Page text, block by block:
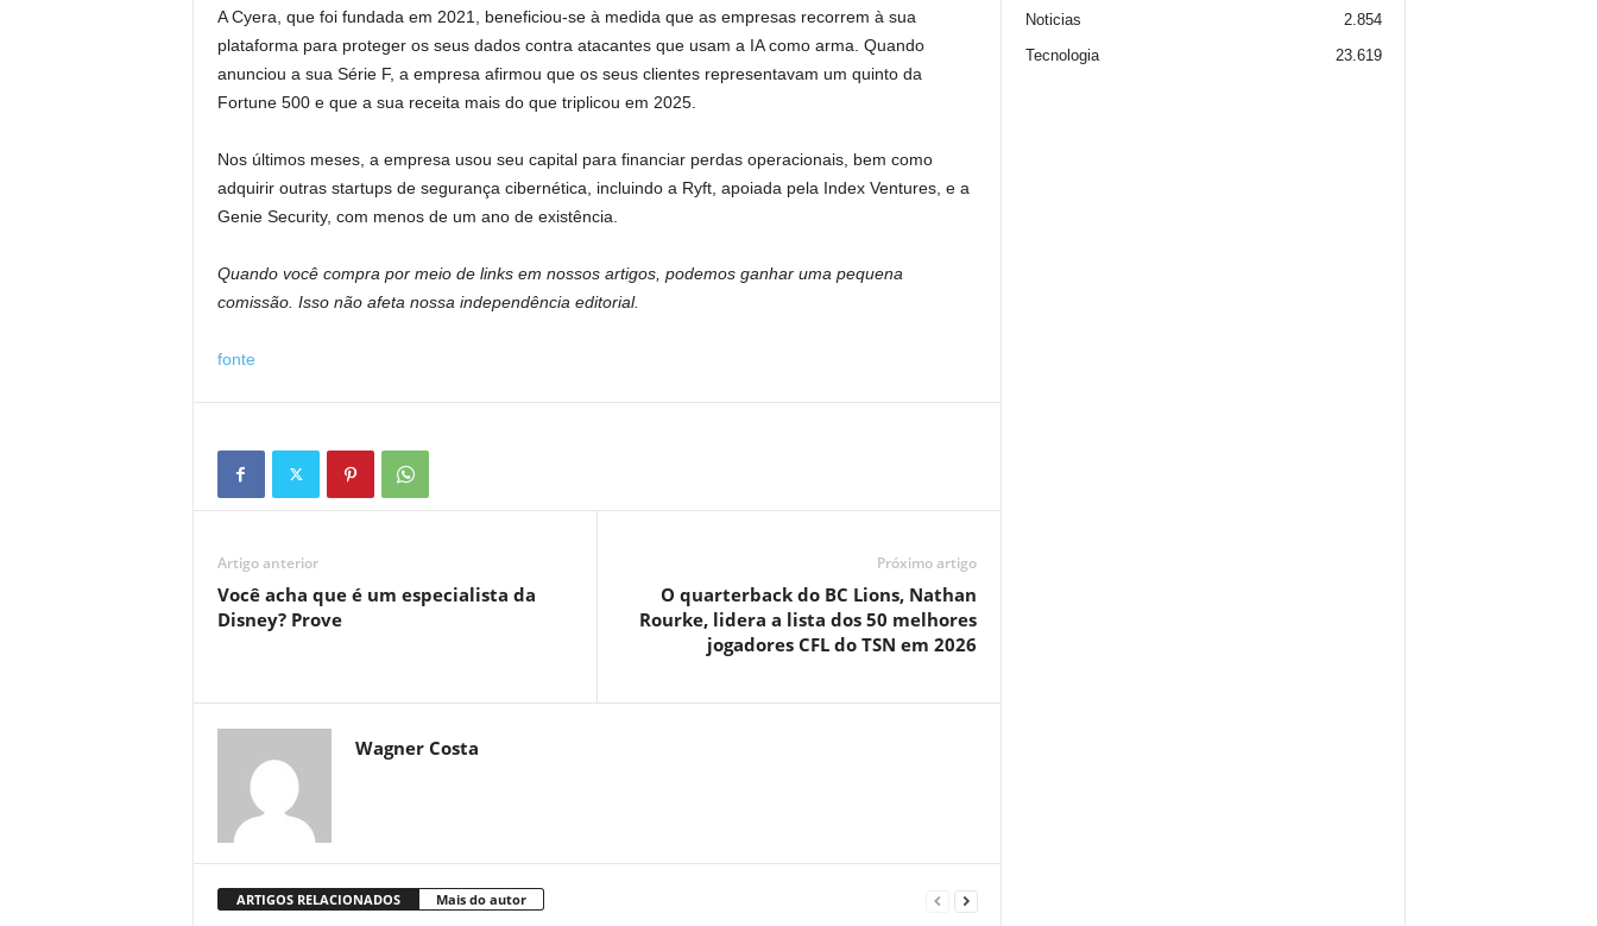
A Cyera, que foi fundada em 2021, beneficiou-se à medida que as empresas recorrem à sua
plataforma para proteger os seus dados contra atacantes que usam a IA como arma. Quando
anunciou a sua Série F, a empresa afirmou que os seus clientes representavam um quinto da
Fortune 500 e que a sua receita mais do que triplicou em 2025.
Nos últimos meses, a empresa usou seu capital para financiar perdas operacionais, bem como
adquirir outras startups de segurança cibernética, incluindo a Ryft, apoiada pela Index Ventures, e a
Genie Security, com menos de um ano de existência.
Quando você compra por meio de links em nossos artigos, podemos ganhar uma pequena
comissão. Isso não afeta nossa independência editorial.
fonte
Artigo anterior
Você acha que é um especialista da
Disney? Prove
Próximo artigo
O quarterback do BC Lions, Nathan
Rourke, lidera a lista dos 50 melhores
jogadores CFL do TSN em 2026
Wagner Costa
ARTIGOS RELACIONADOS Mais do autor
Noticias
2.854
Tecnologia
23.619